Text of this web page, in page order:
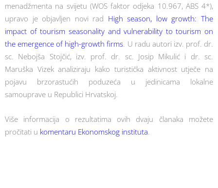
menadžmenta na svijetu (WOS faktor odjeka 10.967, ABS 4*),
upravo je objavljen novi rad High season, low growth: The
impact of tourism seasonality and vulnerability to tourism on
the emergence of high-growth firms. U radu autori izv. prof. dr.
sc. Nebojša Stojčić, izv. prof. dr. sc. Josip Mikulić i dr. sc.
Maruška Vizek analiziraju kako turistička aktivnost utječe na
pojavu brzorastućih poduzeća u jedinicama lokalne
samouprave u Republici Hrvatskoj.
Više informacija o rezultatima ovih dvaju članaka možete
pročitati u komentaru Ekonomskog instituta.